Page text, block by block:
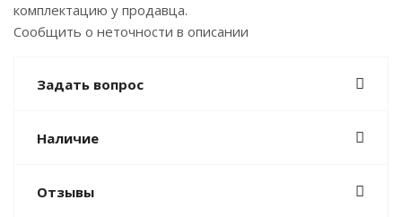
комплектацию у продавца.
Сообщить о неточности в описании
Задать вопрос
Наличие
Отзывы